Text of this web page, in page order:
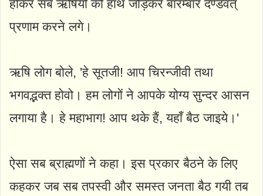
होकर सब ऋषियों को हाथ जोड़कर बारम्बार दण्डवत्
प्रणाम करने लगे।
ऋषि लोग बोले, 'हे सूतजी! आप चिरन्जीवी तथा
भगवद्भक्त होवो। हम लोगों ने आपके योग्य सुन्दर आसन
लगाया है। हे महाभाग! आप थके हैं, यहाँ बैठ जाइये।'
ऐसा सब ब्राह्मणों ने कहा। इस प्रकार बैठने के लिए
कहकर जब सब तपस्वी और समस्त जनता बैठ गयी तब